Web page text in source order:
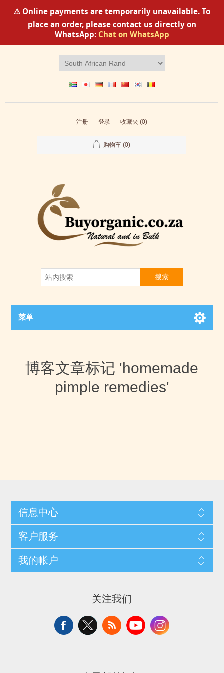
⚠️ Online payments are temporarily unavailable. To
place an order, please contact us directly on
WhatsApp: Chat on WhatsApp
注册 登录 收藏夹 (0)
购物车 (0)
搜索
菜单
博客文章标记 'homemade
pimple remedies'
信息中心
客户服务
我的帐户
关注我们